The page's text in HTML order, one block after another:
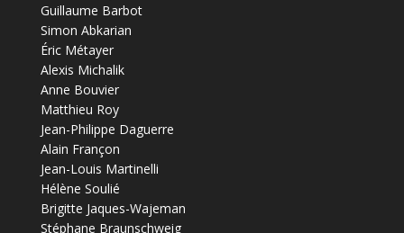
Guillaume Barbot
Simon Abkarian
Éric Métayer
Alexis Michalik
Anne Bouvier
Matthieu Roy
Jean-Philippe Daguerre
Alain Françon
Jean-Louis Martinelli
Hélène Soulié
Brigitte Jaques-Wajeman
Stéphane Braunschweig